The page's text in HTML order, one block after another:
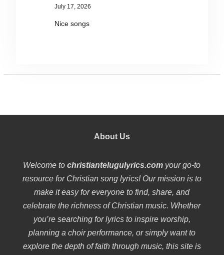
July 17, 2026
Nice songs
About Us
Welcome tochristiantelugulyrics.com your go-to
resource for Christian song lyrics! Our mission is to
make it easy for everyone to find, share, and
celebrate the richness of Christian music. Whether
you’re searching for lyrics to inspire worship,
planning a choir performance, or simply want to
explore the depth of faith through music, this site is